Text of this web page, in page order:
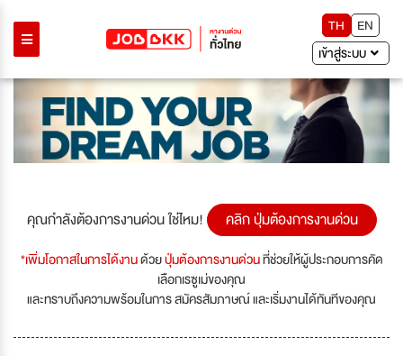
TH
EN
เข้าสู่ระบบ
คุณกำลังต้องการงานด่วน ใช่ไหม! คลิก ปุ่มต้องการงานด่วน
*เพิ่มโอกาสในการได้งานด้วยปุ่มต้องการงานด่วนที่ช่วยให้ผู้ประกอบการคัด
เลือกเรซูเม่ของคุณ
และทราบถึงความพร้อมในการ สมัครสัมภาษณ์ และเริ่มงานได้ทันทีของคุณ